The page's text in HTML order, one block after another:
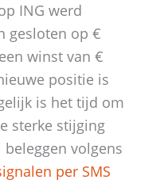
ING werd
gesloten op €
winst van €
positie is
is het tijd om
sterke stijging
volgens
per SMS